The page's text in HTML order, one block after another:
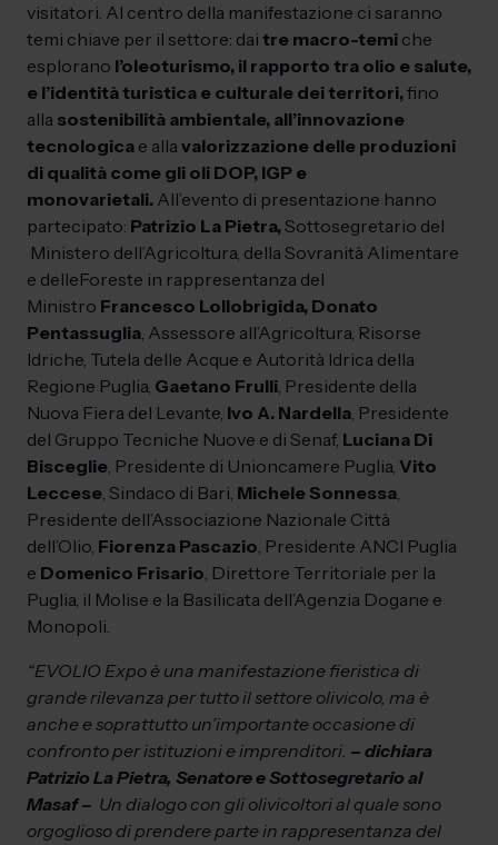
visitatori. Al centro della manifestazione ci saranno
temi chiave per il settore: dai tre macro-temi che
esplorano l’oleoturismo, il rapporto tra olio e salute,
e l’identità turistica e culturale dei territori,fino
alla sostenibilità ambientale, all’innovazione
tecnologica e alla valorizzazione delle produzioni
di qualità come gli oli DOP, IGP e
monovarietali. All’evento di presentazione hanno
partecipato: Patrizio La Pietra,Sottosegretario del
Ministero dell’Agricoltura, della Sovranità Alimentare
e delleForeste in rappresentanza del
Ministro Francesco Lollobrigida, Donato
Pentassuglia, Assessore all’Agricoltura, Risorse
Idriche, Tutela delle Acque e Autorità Idrica della
Regione Puglia, Gaetano Frulli, Presidente della
Nuova Fiera del Levante, Ivo A. Nardella, Presidente
del Gruppo Tecniche Nuove e di Senaf, Luciana Di
Bisceglie, Presidente di Unioncamere Puglia, Vito
Leccese, Sindaco di Bari, Michele Sonnessa,
Presidente dell’Associazione Nazionale Città
dell’Olio, Fiorenza Pascazio, Presidente ANCI Puglia
e Domenico Frisario, Direttore Territoriale per la
Puglia, il Molise e la Basilicata dell’Agenzia Dogane e
Monopoli.
“EVOLIO Expo è una manifestazione fieristica di
grande rilevanza per tutto il settore olivicolo, ma è
anche e soprattutto un’importante occasione di
confronto per istituzioni e imprenditori. – dichiara
Patrizio La Pietra, Senatore e Sottosegretario al
Masaf – Un dialogo con gli olivicoltori al quale sono
orgoglioso di prendere parte in rappresentanza del